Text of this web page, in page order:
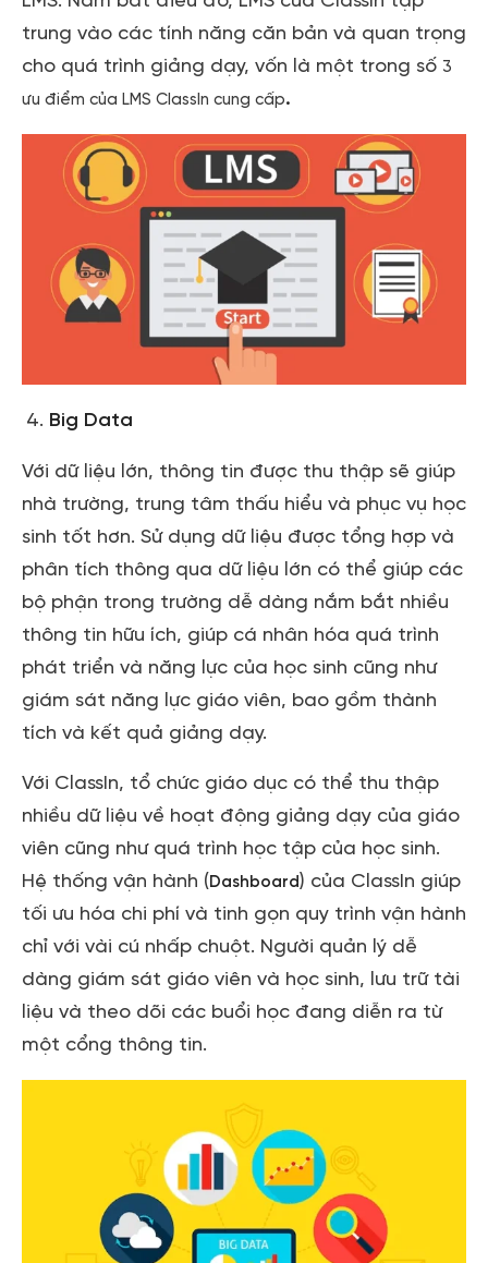
trung vào các tính năng căn bản và quan trọng
cho quá trình giảng dạy, vốn là một trong số 3
ưu điểm của LMS ClassIn cung cấp.
Big Data
Với dữ liệu lớn, thông tin được thu thập sẽ giúp
nhà trường, trung tâm thấu hiểu và phục vụ học
sinh tốt hơn. Sử dụng dữ liệu được tổng hợp và
phân tích thông qua dữ liệu lớn có thể giúp các
bộ phận trong trường dễ dàng nắm bắt nhiều
thông tin hữu ích, giúp cá nhân hóa quá trình
phát triển và năng lực của học sinh cũng như
giám sát năng lực giáo viên, bao gồm thành
tích và kết quả giảng dạy.
Với ClassIn, tổ chức giáo dục có thể thu thập
nhiều dữ liệu về hoạt động giảng dạy của giáo
viên cũng như quá trình học tập của học sinh.
Hệ thống vận hành (Dashboard) của ClassIn giúp
tối ưu hóa chi phí và tinh gọn quy trình vận hành
chỉ với vài cú nhấp chuột. Người quản lý dễ
dàng giám sát giáo viên và học sinh, lưu trữ tài
liệu và theo dõi các buổi học đang diễn ra từ
một cổng thông tin.